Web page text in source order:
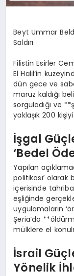
Beyt Ummar
Saldırı
Filistin Esirler
El Halil’in
dün gece ve
maruz kaldığı
sorguladığı ve
yaklaşık 200
İşgal
‘Bedel
Yapılan
politikası’
içerisinde
eşliğinde
uygulamaların
Şeria’da
mülklere el
İsrail
Yönelik